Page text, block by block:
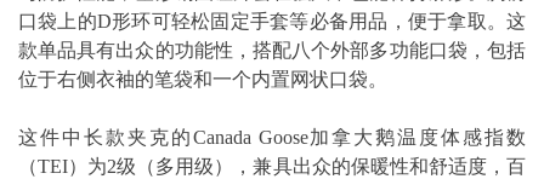
口袋上的D形环可轻松固定手套等必备用品，便于拿取。这
款单品具有出众的功能性，搭配八个外部多功能口袋，包括
位于右侧衣袖的笔袋和一个内置网状口袋。
这件中长款夹克的Canada Goose加拿大鹅温度体感指数
（TEI）为2级（多用级），兼具出众的保暖性和舒适度，百